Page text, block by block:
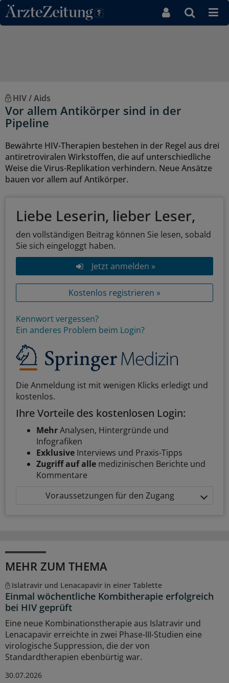
Direkt zum Inhaltsbereich
HIV / Aids
Vor allem Antikörper sind in der
Pipeline
Bewährte HIV-Therapien bestehen in der Regel aus drei
antiretroviralen Wirkstoffen, die auf unterschiedliche
Weise die Virus-Replikation verhindern. Neue Ansätze
bauen vor allem auf Antikörper.
Liebe Leserin, lieber Leser,
den vollständigen Beitrag können Sie lesen, sobald
Sie sich eingeloggt haben.
Jetzt anmelden »
Kostenlos registrieren »
Kennwort vergessen?
Ein anderes Problem beim Login?
Die Anmeldung ist mit wenigen Klicks erledigt und
kostenlos.
Ihre Vorteile des kostenlosen Login:
MehrAnalysen, Hintergründe und
Infografiken
Exklusive Interviews und Praxis-Tipps
Zugriff auf alle medizinischen Berichte und
Kommentare
Voraussetzungen für den Zugang
MEHR ZUM THEMA
Islatravir und Lenacapavir in einer Tablette
Einmal wöchentliche Kombitherapie erfolgreich
bei HIV geprüft
Eine neue Kombinationstherapie aus Islatravir und
Lenacapavir erreichte in zwei Phase-III-Studien eine
virologische Suppression, die der von
Standardtherapien ebenbürtig war.
30.07.2026